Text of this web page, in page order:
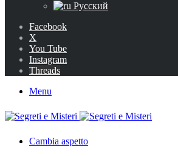
Русский
Facebook
X
You Tube
Instagram
Threads
Menu
Cambia aspetto